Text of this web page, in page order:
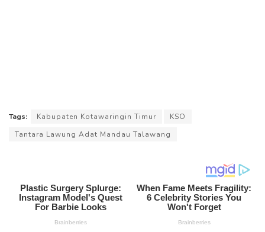
Tags: Kabupaten Kotawaringin Timur
KSO
Tantara Lawung Adat Mandau Talawang